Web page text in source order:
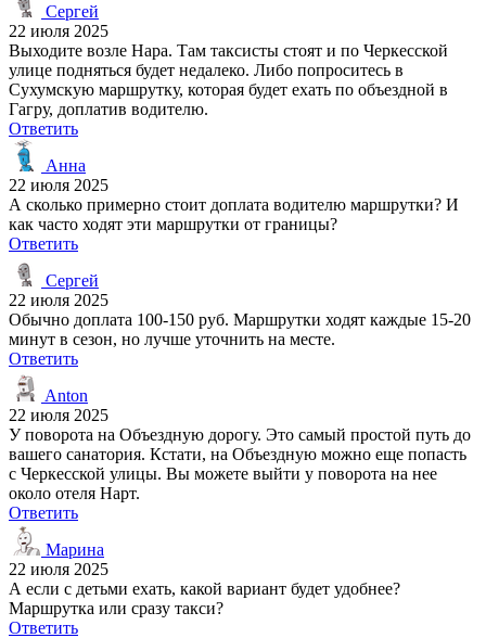
Сергей
22 июля 2025
Выходите возле Нара. Там таксисты стоят и по Черкесской
улице подняться будет недалеко. Либо попроситесь в
Сухумскую маршрутку, которая будет ехать по объездной в
Гагру, доплатив водителю.
Ответить
Анна
22 июля 2025
А сколько примерно стоит доплата водителю маршрутки? И
как часто ходят эти маршрутки от границы?
Ответить
Сергей
22 июля 2025
Обычно доплата 100-150 руб. Маршрутки ходят каждые 15-20
минут в сезон, но лучше уточнить на месте.
Ответить
Anton
22 июля 2025
У поворота на Объездную дорогу. Это самый простой путь до
вашего санатория. Кстати, на Объездную можно еще попасть
с Черкесской улицы. Вы можете выйти у поворота на нее
около отеля Нарт.
Ответить
Марина
22 июля 2025
А если с детьми ехать, какой вариант будет удобнее?
Маршрутка или сразу такси?
Ответить